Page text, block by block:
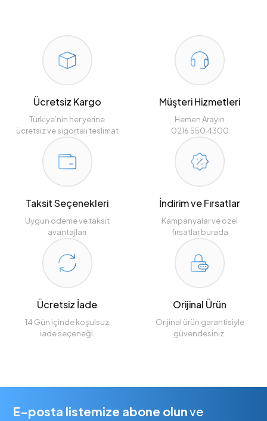
Ücretsiz Kargo
Türkiye’nin her yerine
ücretsiz ve sigortalı teslimat
Müşteri Hizmetleri
Hemen Arayın
0216 550 4300
Taksit Seçenekleri
Uygun ödeme ve taksit
avantajları
İndirim ve Fırsatlar
Kampanyalar ve özel
fırsatlar burada
Ücretsiz İade
14 Gün içinde koşulsuz
iade seçeneği.
Orijinal Ürün
Orijinal ürün garantisiyle
güvendesiniz.
E-posta listemize abone olunve